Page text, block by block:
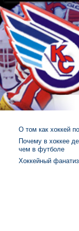
О том как хоккей
Почему в хоккее
чем в футболе
Хоккейный